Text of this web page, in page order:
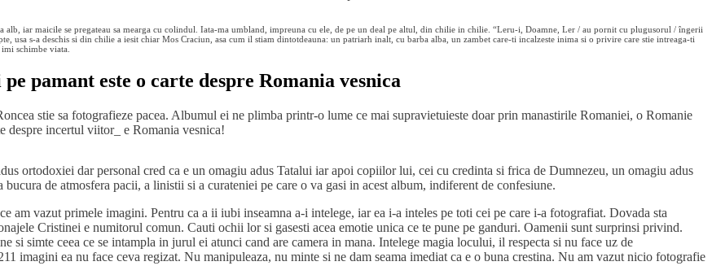
alb, iar maicile se pregateau sa mearga cu colindul. Iata-ma umbland, impreuna cu ele, de pe un deal pe altul, din chilie in chilie. “Leru-i, Doamne, Ler / au pornit cu plugusorul / îngerii
usa s-a deschis si din chilie a iesit chiar Mos Craciun, asa cum il stiam dintotdeauna: un patriarh inalt, cu barba alba, un zambet care-ti incalzeste inima si o privire care stie intreaga-ti
schimbe viata.
pamant este o carte despre Romania vesnica
stie sa fotografieze pacea. Albumul ei ne plimba printr-o lume ce mai supravietuieste doar prin manastirile Romaniei, o Romanie
despre incertul viitor_ e Romania vesnica!
ortodoxiei dar personal cred ca e un omagiu adus Tatalui iar apoi copiilor lui, cei cu credinta si frica de Dumnezeu, un omagiu adus
de atmosfera pacii, a linistii si a curateniei pe care o va gasi in acest album, indiferent de confesiune.
am vazut primele imagini. Pentru ca a ii iubi inseamna a-i intelege, iar ea i-a inteles pe toti cei pe care i-a fotografiat. Dovada sta
Cristinei e numitorul comun. Cauti ochii lor si gasesti acea emotie unica ce te pune pe ganduri. Oamenii sunt surprinsi privind.
simte ceea ce se intampla in jurul ei atunci cand are camera in mana. Intelege magia locului, il respecta si nu face uz de
imagini ea nu face ceva regizat. Nu manipuleaza, nu minte si ne dam seama imediat ca e o buna crestina. Nu am vazut nicio fotografie